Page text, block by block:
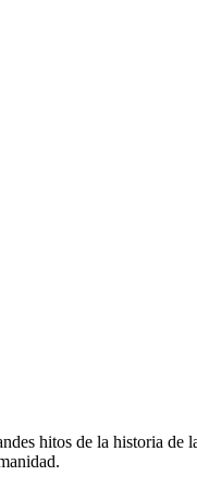
hitos de la historia de